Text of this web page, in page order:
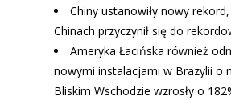
Chiny ustanowiły nowy
Chinach przyczynił się do
Ameryka Łacińska również
nowymi instalacjami w Brazylii o
Bliskim Wschodzie wzrosły o